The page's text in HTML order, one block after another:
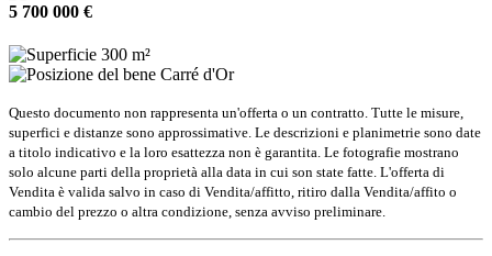
5 700 000 €
300 m²
Carré d'Or
Questo documento non rappresenta un'offerta o un contratto. Tutte le misure,
superfici e distanze sono approssimative. Le descrizioni e planimetrie sono date
a titolo indicativo e la loro esattezza non è garantita. Le fotografie mostrano
solo alcune parti della proprietà alla data in cui son state fatte. L'offerta di
Vendita è valida salvo in caso di Vendita/affitto, ritiro dalla Vendita/affito o
cambio del prezzo o altra condizione, senza avviso preliminare.